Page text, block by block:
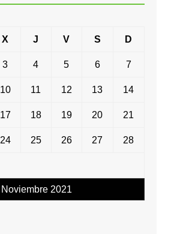
Noviembre 2021
X J V S D
3 4 5 6 7
10 11 12 13 14
17 18 19 20 21
24 25 26 27 28